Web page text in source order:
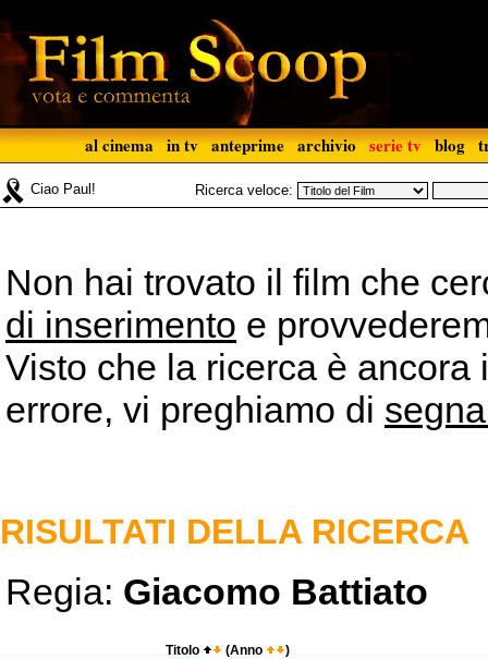
al cinema in tv anteprime archivio serie tv blog
Ciao Paul! Ricerca veloce:
Non hai trovato il film che
di inserimento e
Visto che la ricerca è
errore, vi preghiamo di
RISULTATI DELLA RICERCA
Regia: Giacomo Battiato
Titolo (Anno )